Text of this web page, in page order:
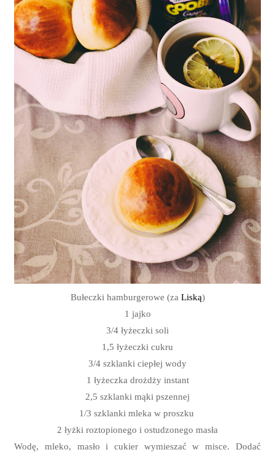
Bułeczki hamburgerowe (za Liską)
1 jajko
3/4 łyżeczki soli
1,5 łyżeczki cukru
3/4 szklanki ciepłej wody
1 łyżeczka drożdży instant
2,5 szklanki mąki pszennej
1/3 szklanki mleka w proszku
2 łyżki roztopionego i ostudzonego masła
Wodę, mleko, masło i cukier wymieszać w misce. Dodać